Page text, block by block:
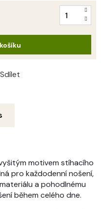
Sdílet
motivem stíhacího
pro každodenní nošení,
a pohodlnému
během celého dne.